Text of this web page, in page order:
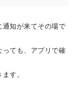
知が来てその場で
ても、アプリで確
す。